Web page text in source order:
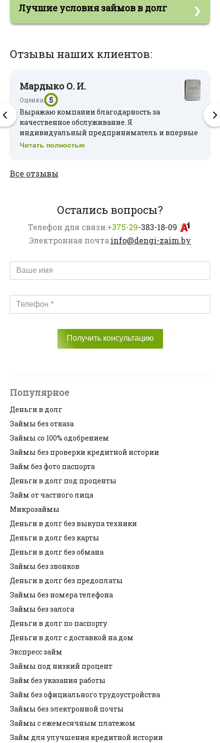
наличии непогашенных или просроченных
Лучшие условия займов в долг
🟢 Срок займа:
от 1 до 100 месяцев
Отзывы наших клиентов:
Мардыко О. И.
Оценка:
5
Выражаю компании благодарность за
качественное обслуживание. Я
индивидуальный предприниматель и впервые
обратился за деньгами для себя. Сейчас беру
Читать полностью
Все отзывы
Остались вопросы?
Телефон для связи:+375-29-383-18-09
Электронная почта:info@dengi-zaim.by
Получить консультацию
Популярное
Деньги в долг
Займы без отказа
Займы со 100% одобрением
Займы без проверки кредитной истории
Займ без фото паспорта
Деньги в долг под проценты
Займ от частного лица
Микрозаймы
Деньги в долг без выкупа техники
Деньги в долг без карты
Деньги в долг без обмана
Займы без звонков
Деньги в долг без предоплаты
Займы без номера телефона
Займы без залога
Деньги в долг по паспорту
Деньги в долг с доставкой на дом
Экспресс займ
Займы под низкий процент
Займ без указания работы
Займ без официального трудоустройства
Займы без электронной почты
Займы с ежемесячным платежом
Займ для улучшения кредитной истории